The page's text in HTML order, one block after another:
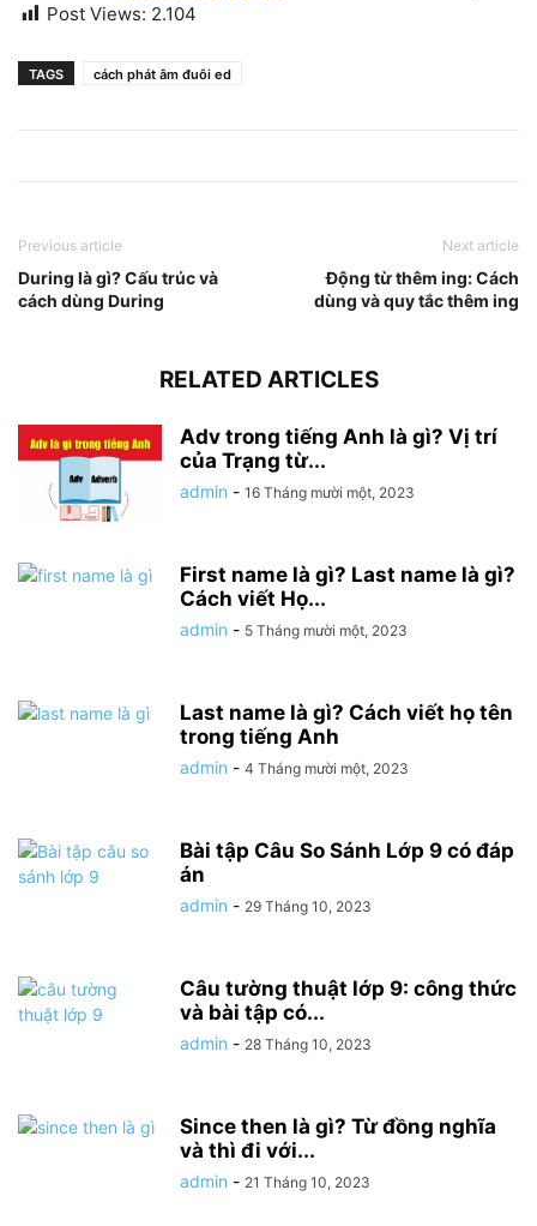
Post Views: 2.104
TAGS cách phát âm đuôi ed
Previous article
During là gì? Cấu trúc và
cách dùng During
Next article
Động từ thêm ing: Cách
dùng và quy tắc thêm ing
RELATED ARTICLES
Adv trong tiếng Anh là gì? Vị trí
của Trạng từ...
admin - 16 Tháng mười một, 2023
First name là gì? Last name là gì?
Cách viết Họ...
admin - 5 Tháng mười một, 2023
Last name là gì? Cách viết họ tên
trong tiếng Anh
admin - 4 Tháng mười một, 2023
Bài tập Câu So Sánh Lớp 9 có đáp
án
admin - 29 Tháng 10, 2023
Câu tường thuật lớp 9: công thức
và bài tập có...
admin - 28 Tháng 10, 2023
Since then là gì? Từ đồng nghĩa
và thì đi với...
admin - 21 Tháng 10, 2023